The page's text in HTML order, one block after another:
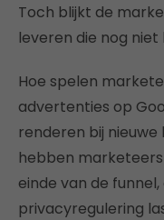
Toch blijkt de
leveren die nog
Hoe spelen
advertenties op
renderen bij
hebben
einde van de
privacyregulering